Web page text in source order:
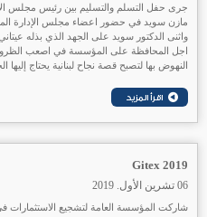
جرى حفل التسلم والتسليم بين رئيس مجلس
مازن سويد في حضور اعضاء مجلس الإدارة
واثنى الدكتور سويد على الجهد الذي بذله
اجل المحافظة على المؤسسة في اصعب الظروف
النهوض بها لتصبح قصة نجاح لبنانية يحتاج إليها
Gitex 2019
06 تشرين الأول. 2019
شاركت المؤسسة العامة لتشجيع الاستثمارات